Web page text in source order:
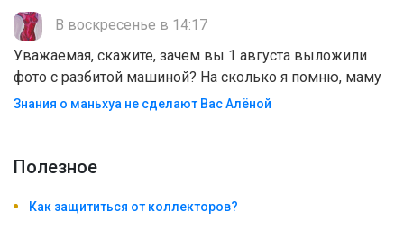
В воскресенье в 14:17
Уважаемая, скажите, зачем вы 1 августа выложили
фото с разбитой машиной? На сколько я помню, маму
Знания о маньхуа не сделают Вас Алëной
Полезноe
Как защититься от коллекторов?